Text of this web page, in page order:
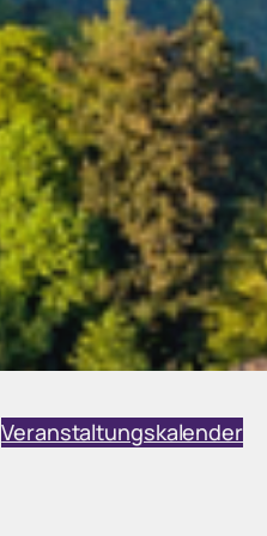
Veranstaltungskalender